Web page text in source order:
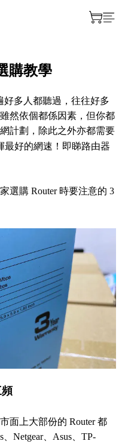
購教學
好多人都聽過，往往好多
然依個都係因素，但你都
計劃 ，除此之外亦都需要
最好的網速！即睇路由器
選購 Router 時要注意的 3
面上大部份的 Router 都
Netgear、Asus、TP-